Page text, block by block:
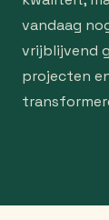
vandaag
vrijblijvend
projecten